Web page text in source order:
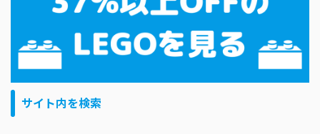
サイト内を検索